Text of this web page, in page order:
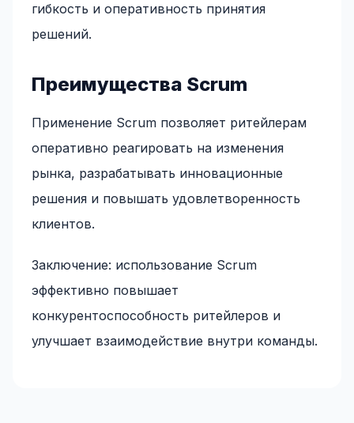
гибкость и оперативность принятия
решений.
Преимущества Scrum
Применение Scrum позволяет ритейлерам
оперативно реагировать на изменения
рынка, разрабатывать инновационные
решения и повышать удовлетворенность
клиентов.
Заключение: использование Scrum
эффективно повышает
конкурентоспособность ритейлеров и
улучшает взаимодействие внутри команды.